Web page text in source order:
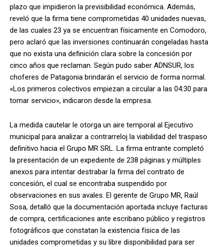
plazo que impidieron la previsibilidad económica. Además,
reveló que la firma tiene comprometidas 40 unidades nuevas,
de las cuales 23 ya se encuentran físicamente en Comodoro,
pero aclaró que las inversiones continuarán congeladas hasta
que no exista una definición clara sobre la concesión por
cinco años que reclaman. Según pudo saber ADNSUR, los
choferes de Patagonia brindarán el servicio de forma normal.
«Los primeros colectivos empiezan a circular a las 04:30 para
tomar servicio», indicaron desde la empresa.
La medida cautelar le otorga un aire temporal al Ejecutivo
municipal para analizar a contrarreloj la viabilidad del traspaso
definitivo hacia el Grupo MR SRL. La firma entrante completó
la presentación de un expediente de 238 páginas y múltiples
anexos para intentar destrabar la firma del contrato de
concesión, el cual se encontraba suspendido por
observaciones en sus avales. El gerente de Grupo MR, Raúl
Sosa, detalló que la documentación aportada incluye facturas
de compra, certificaciones ante escribano público y registros
fotográficos que constatan la existencia física de las
unidades comprometidas y su libre disponibilidad para ser